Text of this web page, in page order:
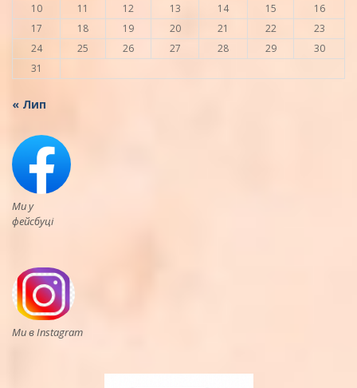
10
11 12 13 14 15
16
17
18 19 20 21 22
23
24
25 26 27 28 29
30
31
« Лип
Ми у
фейсбуці
Ми в Instagram